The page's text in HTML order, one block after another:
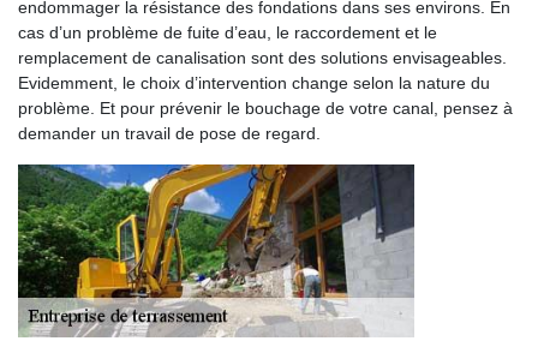
endommager la résistance des fondations dans ses environs. En
cas d’un problème de fuite d’eau, le raccordement et le
remplacement de canalisation sont des solutions envisageables.
Evidemment, le choix d’intervention change selon la nature du
problème. Et pour prévenir le bouchage de votre canal, pensez à
demander un travail de pose de regard.